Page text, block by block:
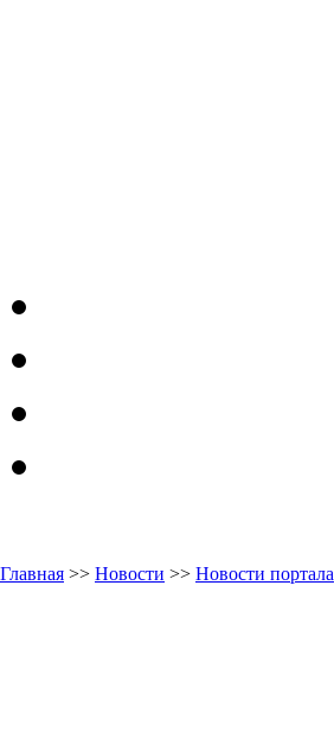
Главная >> Новости >> Новости портала